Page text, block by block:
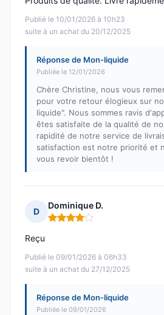
Publié le 10/01/2026 à 10h23
suite à un achat du 20/12/2025
Réponse de Mon-liquide
Publiée le 12/01/2026
Chère Christine, nous vous
pour votre retour élogieux sur
liquide". Nous sommes ravis
êtes satisfaite de la qualité de
rapidité de notre service de
satisfaction est notre priorité et
vous revoir bientôt !
D
Dominique D.
Note : 4 sur 5
Publié le 09/01/2026 à 06h33
suite à un achat du 27/12/2025
Reçu
Réponse de Mon-liquide
Publiée le 09/01/2026